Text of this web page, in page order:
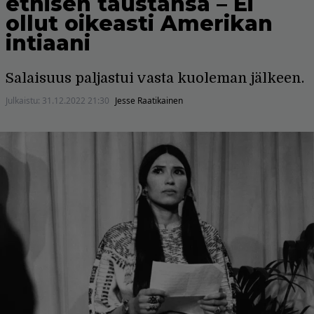
ollut oikeasti Amerikan
intiaani
Salaisuus paljastui vasta kuoleman jälkeen.
Julkaistu: 31.12.2022 21:30 Jesse Raatikainen